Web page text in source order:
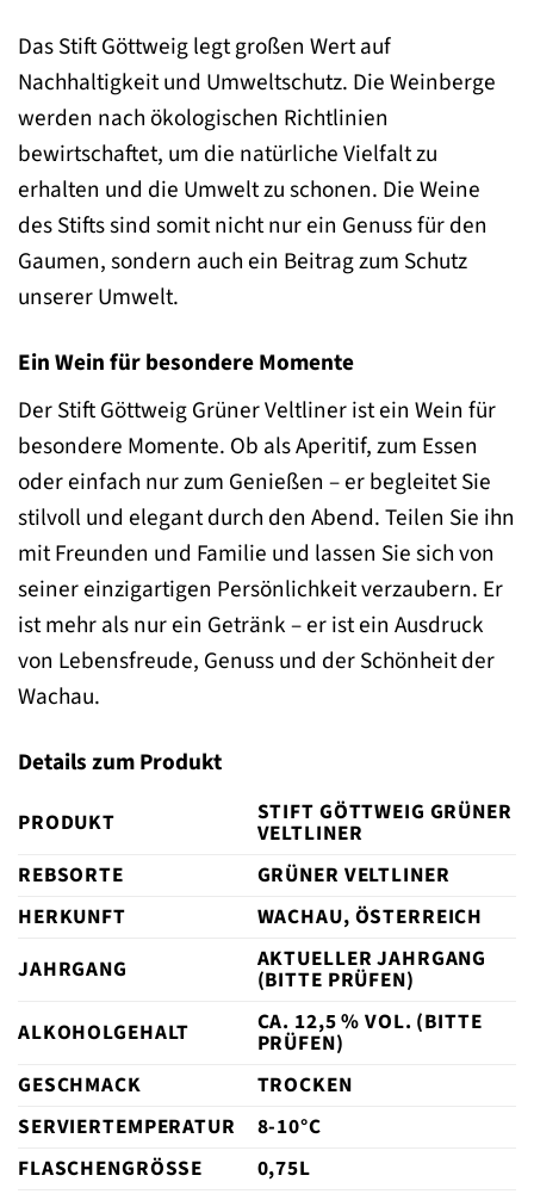
Das Stift Göttweig legt großen Wert auf
Nachhaltigkeit und Umweltschutz. Die Weinberge
werden nach ökologischen Richtlinien
bewirtschaftet, um die natürliche Vielfalt zu
erhalten und die Umwelt zu schonen. Die Weine
des Stifts sind somit nicht nur ein Genuss für den
Gaumen, sondern auch ein Beitrag zum Schutz
unserer Umwelt.
Ein Wein für besondere Momente
Der Stift Göttweig Grüner Veltliner ist ein Wein für
besondere Momente. Ob als Aperitif, zum Essen
oder einfach nur zum Genießen – er begleitet Sie
stilvoll und elegant durch den Abend. Teilen Sie ihn
mit Freunden und Familie und lassen Sie sich von
seiner einzigartigen Persönlichkeit verzaubern. Er
ist mehr als nur ein Getränk – er ist ein Ausdruck
von Lebensfreude, Genuss und der Schönheit der
Wachau.
Details zum Produkt
PRODUKT STIFT GÖTTWEIG GRÜNER
VELTLINER
REBSORTE
GRÜNER VELTLINER
HERKUNFT
WACHAU, ÖSTERREICH
JAHRGANG
AKTUELLER JAHRGANG
(BITTE PRÜFEN)
ALKOHOLGEHALT
CA. 12,5 % VOL. (BITTE
PRÜFEN)
GESCHMACK
TROCKEN
SERVIERTEMPERATUR
8-10°C
FLASCHENGRÖSSE
0,75L